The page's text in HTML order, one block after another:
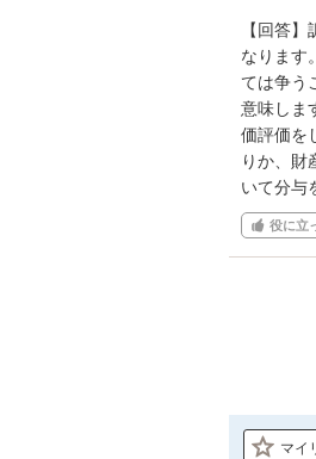
【回答
なります
ては争う
意味しま
価評価を
りか、財
いて分与
役に立
マイ